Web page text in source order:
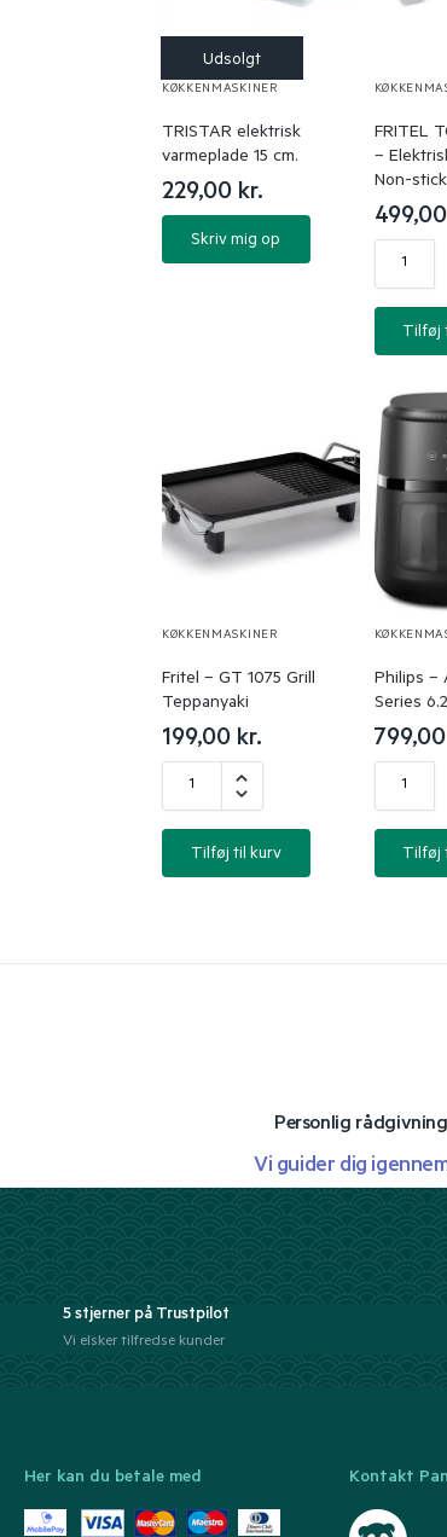
KØKKENMASKINER
TRISTAR elektrisk
varmeplade 15 cm.
229,00 kr.
Skriv mig op
FRITEL
–
Non-stick
499,00
Tilføj
KØKKENMASKINER
Fritel – GT 1075 Grill
Teppanyaki
199,00 kr.
Tilføj til kurv
Philips –
Series
799,00
Tilføj
Personlig
Vi guider dig
5 stjerner på Trustpilot
Vi elsker tilfredse kunder
Her kan du betale med Kontakt